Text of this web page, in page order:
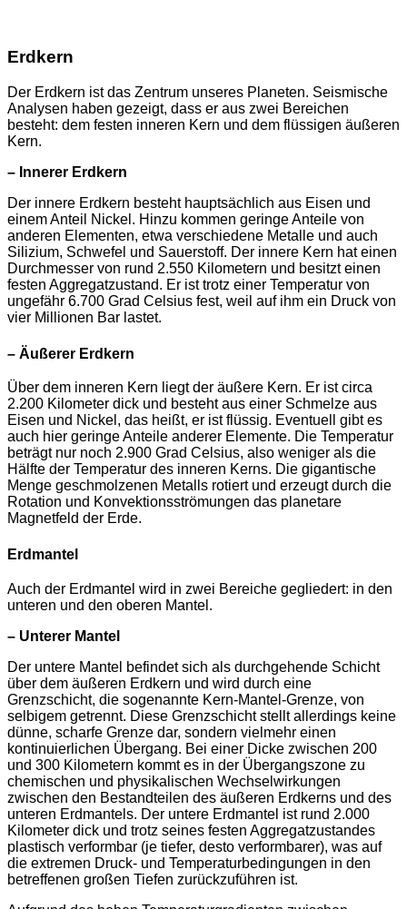
Erdkern
Der Erdkern ist das Zentrum unseres Planeten. Seismische
Analysen haben gezeigt, dass er aus zwei Bereichen
besteht: dem festen inneren Kern und dem flüssigen äußeren
Kern.
– Innerer Erdkern
Der innere Erdkern besteht hauptsächlich aus Eisen und
einem Anteil Nickel. Hinzu kommen geringe Anteile von
anderen Elementen, etwa verschiedene Metalle und auch
Silizium, Schwefel und Sauerstoff. Der innere Kern hat einen
Durchmesser von rund 2.550 Kilometern und besitzt einen
festen Aggregatzustand. Er ist trotz einer Temperatur von
ungefähr 6.700 Grad Celsius fest, weil auf ihm ein Druck von
vier Millionen Bar lastet.
– Äußerer Erdkern
Über dem inneren Kern liegt der äußere Kern. Er ist circa
2.200 Kilometer dick und besteht aus einer Schmelze aus
Eisen und Nickel, das heißt, er ist flüssig. Eventuell gibt es
auch hier geringe Anteile anderer Elemente. Die Temperatur
beträgt nur noch 2.900 Grad Celsius, also weniger als die
Hälfte der Temperatur des inneren Kerns. Die gigantische
Menge geschmolzenen Metalls rotiert und erzeugt durch die
Rotation und Konvektionsströmungen das planetare
Magnetfeld der Erde.
Erdmantel
Auch der Erdmantel wird in zwei Bereiche gegliedert: in den
unteren und den oberen Mantel.
– Unterer Mantel
Der untere Mantel befindet sich als durchgehende Schicht
über dem äußeren Erdkern und wird durch eine
Grenzschicht, die sogenannte Kern-Mantel-Grenze, von
selbigem getrennt. Diese Grenzschicht stellt allerdings keine
dünne, scharfe Grenze dar, sondern vielmehr einen
kontinuierlichen Übergang. Bei einer Dicke zwischen 200
und 300 Kilometern kommt es in der Übergangszone zu
chemischen und physikalischen Wechselwirkungen
zwischen den Bestandteilen des äußeren Erdkerns und des
unteren Erdmantels. Der untere Erdmantel ist rund 2.000
Kilometer dick und trotz seines festen Aggregatzustandes
plastisch verformbar (je tiefer, desto verformbarer), was auf
die extremen Druck- und Temperaturbedingungen in den
betreffenen großen Tiefen zurückzuführen ist.